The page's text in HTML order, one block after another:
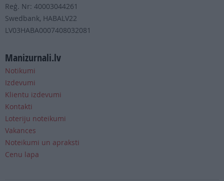
Reģ. Nr: 40003044261
Swedbank, HABALV22
LV03HABA0007408032081
Manizurnali.lv
Notikumi
Izdevumi
Klientu izdevumi
Kontakti
Loteriju noteikumi
Vakances
Noteikumi un apraksti
Cenu lapa